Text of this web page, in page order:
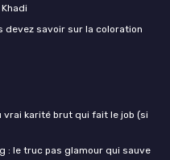
devez savoir sur la coloration
vrai karité brut qui fait le job (si
: le truc pas glamour qui sauve